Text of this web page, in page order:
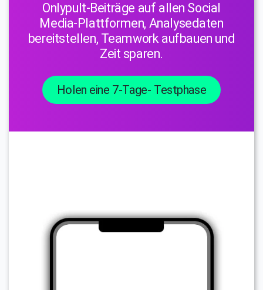
Onlypult-Beiträge auf allen Social
Media-Plattformen, Analysedaten
bereitstellen, Teamwork aufbauen und
Zeit sparen.
Holen eine 7-Tage- Testphase